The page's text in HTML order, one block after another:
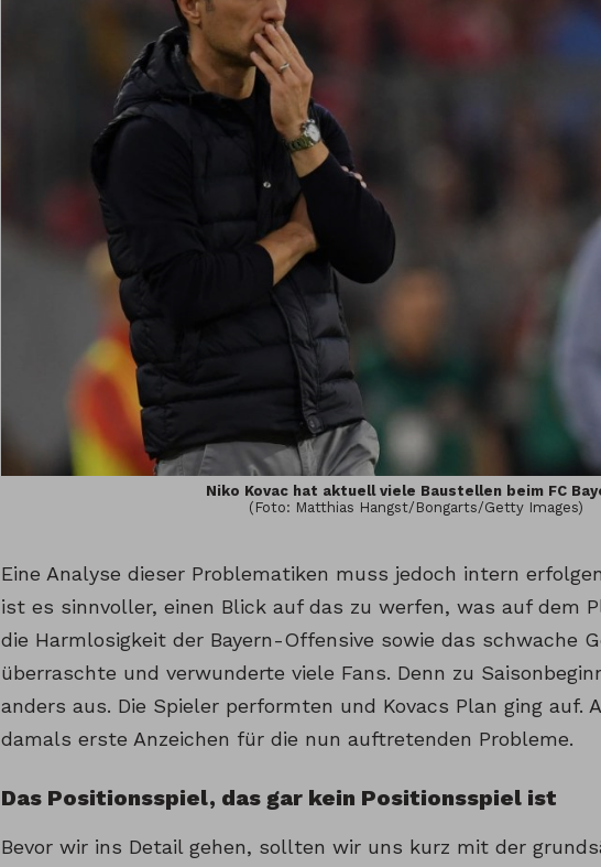
Niko Kovac hat aktuell viele Baustellen beim FC
(Foto: Matthias Hangst/Bongarts/Getty Images)
Eine Analyse dieser Problematiken muss jedoch intern
ist es sinnvoller, einen Blick auf das zu werfen, was auf dem
die Harmlosigkeit der Bayern-Offensive sowie das schwache
überraschte und verwunderte viele Fans. Denn zu
anders aus. Die Spieler performten und Kovacs Plan ging auf.
damals erste Anzeichen für die nun auftretenden Probleme.
Das Positionsspiel, das gar kein Positionsspiel ist
Bevor wir ins Detail gehen, sollten wir uns kurz mit der